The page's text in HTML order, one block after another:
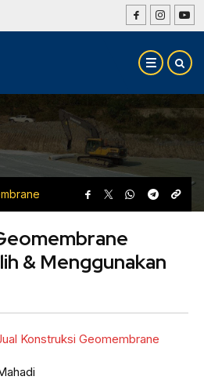
& Menggunakan
Konstruksi Geomembrane